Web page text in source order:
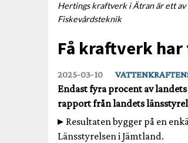
Hertings kraftverk i Ätran är ett av
Fiskevårdsteknik
Få kraftverk
2025‑03‑10
Endast fyra procent av
rapport från landets
Resultaten bygger på en
Länsstyrelsen i Jämtland.